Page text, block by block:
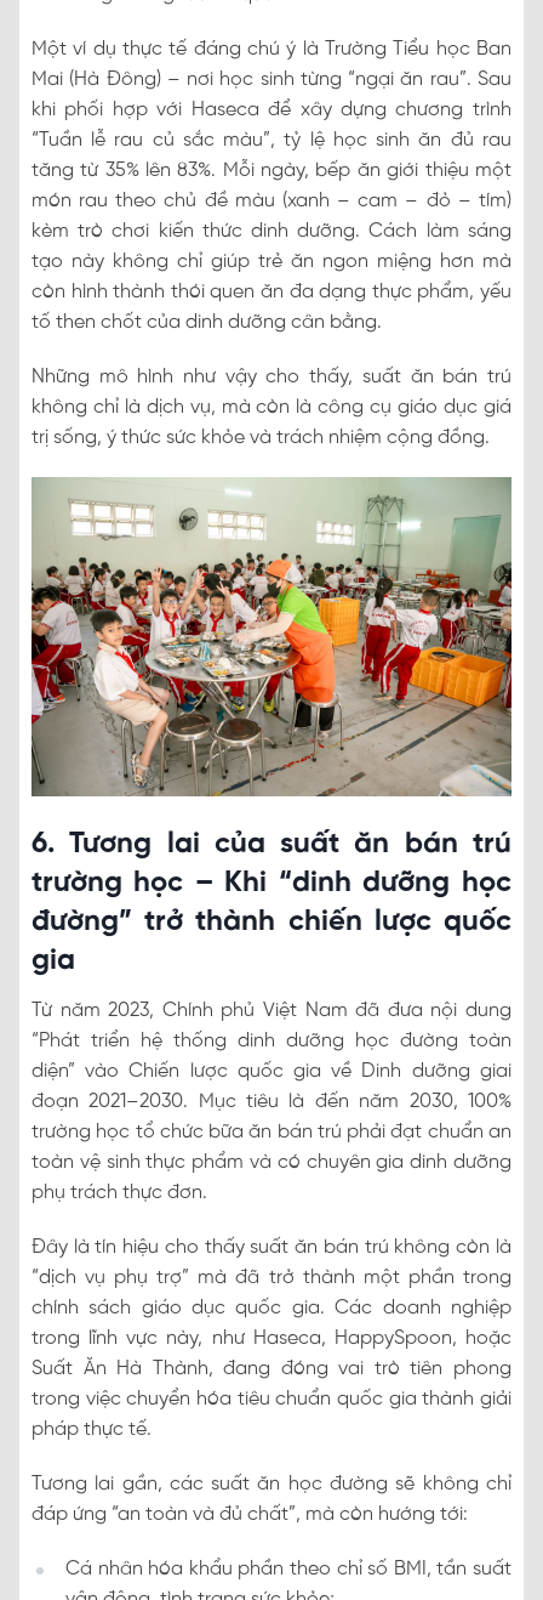
Một ví dụ thực tế đáng chú ý là Trường Tiểu học Ban
Mai (Hà Đông) – nơi học sinh từng “ngại ăn rau”. Sau
khi phối hợp với Haseca để xây dựng chương trình
“Tuần lễ rau củ sắc màu”, tỷ lệ học sinh ăn đủ rau
tăng từ 35% lên 83%. Mỗi ngày, bếp ăn giới thiệu một
món rau theo chủ đề màu (xanh – cam – đỏ – tím)
kèm trò chơi kiến thức dinh dưỡng. Cách làm sáng
tạo này không chỉ giúp trẻ ăn ngon miệng hơn mà
còn hình thành thói quen ăn đa dạng thực phẩm, yếu
tố then chốt của dinh dưỡng cân bằng.
Những mô hình như vậy cho thấy, suất ăn bán trú
không chỉ là dịch vụ, mà còn là công cụ giáo dục giá
trị sống, ý thức sức khỏe và trách nhiệm cộng đồng.
6. Tương lai của suất ăn bán trú
trường học – Khi “dinh dưỡng học
đường” trở thành chiến lược quốc
gia
Từ năm 2023, Chính phủ Việt Nam đã đưa nội dung
“Phát triển hệ thống dinh dưỡng học đường toàn
diện” vào Chiến lược quốc gia về Dinh dưỡng giai
đoạn 2021–2030. Mục tiêu là đến năm 2030, 100%
trường học tổ chức bữa ăn bán trú phải đạt chuẩn an
toàn vệ sinh thực phẩm và có chuyên gia dinh dưỡng
phụ trách thực đơn.
Đây là tín hiệu cho thấy suất ăn bán trú không còn là
“dịch vụ phụ trợ” mà đã trở thành một phần trong
chính sách giáo dục quốc gia. Các doanh nghiệp
trong lĩnh vực này, như Haseca, HappySpoon, hoặc
Suất Ăn Hà Thành, đang đóng vai trò tiên phong
trong việc chuyển hóa tiêu chuẩn quốc gia thành giải
pháp thực tế.
Tương lai gần, các suất ăn học đường sẽ không chỉ
đáp ứng “an toàn và đủ chất”, mà còn hướng tới:
Cá nhân hóa khẩu phần theo chỉ số BMI, tần suất